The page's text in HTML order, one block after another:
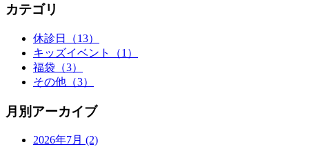
カテゴリ
休診日
（13）
キッズイベント
（1）
福袋 （3）
その他 （3）
月別アーカイブ
2026年7月 (2)